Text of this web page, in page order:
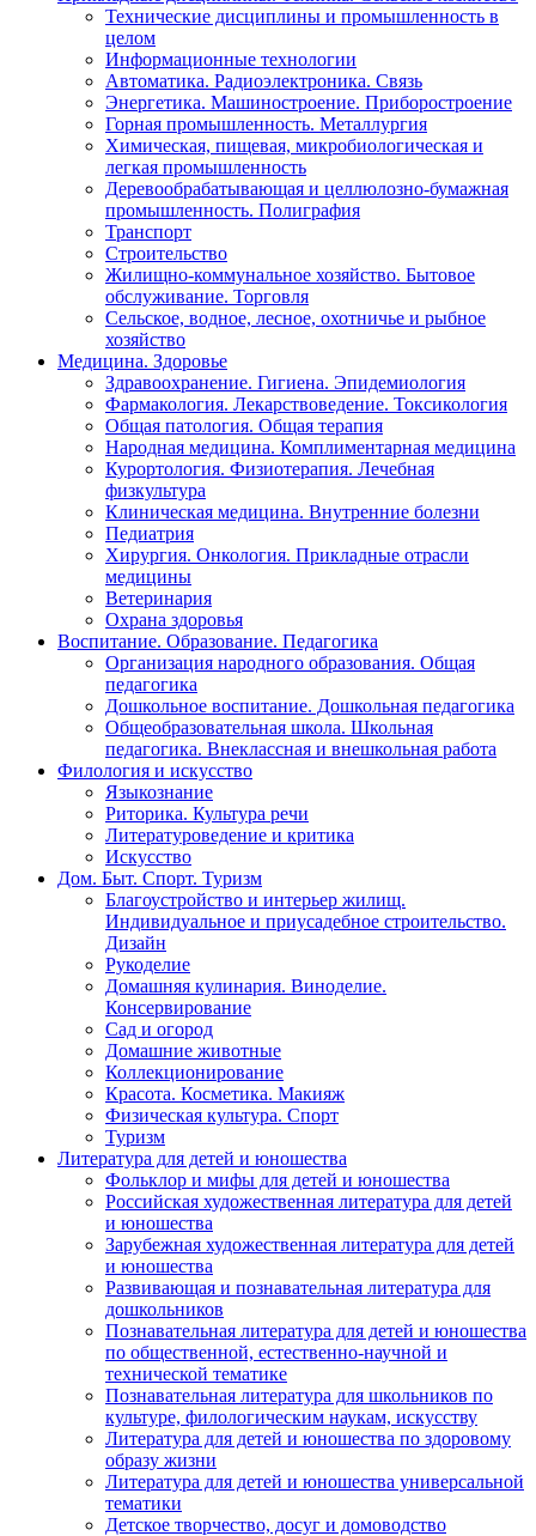
Технические дисциплины и промышленность в
целом
Информационные технологии
Автоматика. Радиоэлектроника. Связь
Энергетика. Машиностроение. Приборостроение
Горная промышленность. Металлургия
Химическая, пищевая, микробиологическая и
легкая промышленность
Деревообрабатывающая и целлюлозно-бумажная
промышленность. Полиграфия
Транспорт
Строительство
Жилищно-коммунальное хозяйство. Бытовое
обслуживание. Торговля
Сельское, водное, лесное, охотничье и рыбное
хозяйство
Медицина. Здоровье
Здравоохранение. Гигиена. Эпидемиология
Фармакология. Лекарствоведение. Токсикология
Общая патология. Общая терапия
Народная медицина. Комплиментарная медицина
Курортология. Физиотерапия. Лечебная
физкультура
Клиническая медицина. Внутренние болезни
Педиатрия
Хирургия. Онкология. Прикладные отрасли
медицины
Ветеринария
Охрана здоровья
Воспитание. Образование. Педагогика
Организация народного образования. Общая
педагогика
Дошкольное воспитание. Дошкольная педагогика
Общеобразовательная школа. Школьная
педагогика. Внеклассная и внешкольная работа
Филология и искусство
Языкознание
Риторика. Культура речи
Литературоведение и критика
Искусство
Дом. Быт. Спорт. Туризм
Благоустройство и интерьер жилищ.
Индивидуальное и приусадебное строительство.
Дизайн
Рукоделие
Домашняя кулинария. Виноделие.
Консервирование
Сад и огород
Домашние животные
Коллекционирование
Красота. Косметика. Макияж
Физическая культура. Спорт
Туризм
Литература для детей и юношества
Фольклор и мифы для детей и юношества
Российская художественная литература для детей
и юношества
Зарубежная художественная литература для детей
и юношества
Развивающая и познавательная литература для
дошкольников
Познавательная литература для детей и юношества
по общественной, естественно-научной и
технической тематике
Познавательная литература для школьников по
культуре, филологическим наукам, искусству
Литература для детей и юношества по здоровому
образу жизни
Литература для детей и юношества универсальной
тематики
Детское творчество, досуг и домоводство